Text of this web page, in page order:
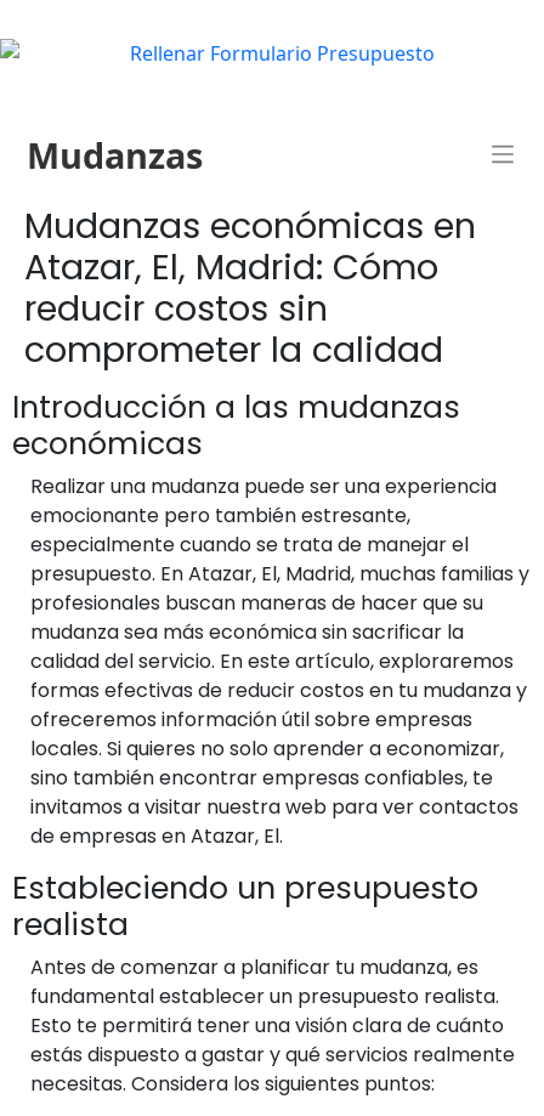
Mudanzas
Mudanzas económicas en
Atazar, El, Madrid: Cómo
reducir costos sin
comprometer la calidad
Introducción a las mudanzas
económicas
Realizar una mudanza puede ser una experiencia
emocionante pero también estresante,
especialmente cuando se trata de manejar el
presupuesto. En Atazar, El, Madrid, muchas familias y
profesionales buscan maneras de hacer que su
mudanza sea más económica sin sacrificar la
calidad del servicio. En este artículo, exploraremos
formas efectivas de reducir costos en tu mudanza y
ofreceremos información útil sobre empresas
locales. Si quieres no solo aprender a economizar,
sino también encontrar empresas confiables, te
invitamos a visitar nuestra web para ver contactos
de empresas en Atazar, El.
Estableciendo un presupuesto
realista
Antes de comenzar a planificar tu mudanza, es
fundamental establecer un presupuesto realista.
Esto te permitirá tener una visión clara de cuánto
estás dispuesto a gastar y qué servicios realmente
necesitas. Considera los siguientes puntos: